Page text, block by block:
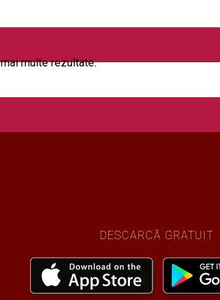
multe rezultate.
DESCARCĂ GRATUIT